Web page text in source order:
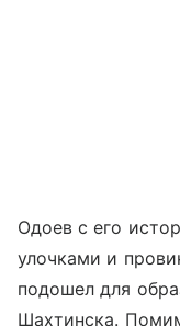
Одоев с его
улочками и
подошел для
Шахтинска.